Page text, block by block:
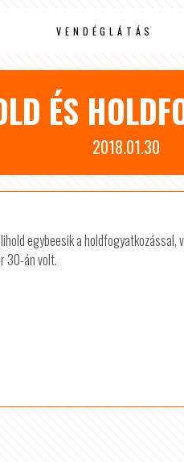
VENDÉGLÁTÁS
ÉS
2018.01.30
egybeesik a holdfogyatkozással,
30-án volt.